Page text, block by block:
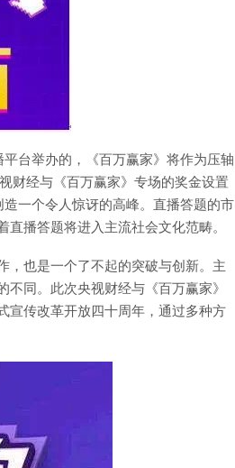
台举办的，《百万赢家》将作为压轴
财经与《百万赢家》专场的奖金设置
一个令人惊讶的高峰。直播答题的市
播答题将进入主流社会文化范畴。
，也是一个了不起的突破与创新。主
同。此次央视财经与《百万赢家》
宣传改革开放四十周年，通过多种方